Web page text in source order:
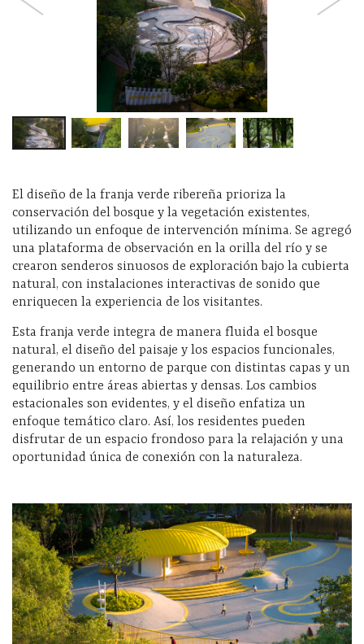
El diseño de la franja verde ribereña prioriza la
conservación del bosque y la vegetación existentes,
utilizando un enfoque de intervención mínima. Se agregó
una plataforma de observación en la orilla del río y se
crearon senderos sinuosos de exploración bajo la cubierta
natural, con instalaciones interactivas de sonido que
enriquecen la experiencia de los visitantes.
Esta franja verde integra de manera fluida el bosque
natural, el diseño del paisaje y los espacios funcionales,
generando un entorno de parque con distintas capas y un
equilibrio entre áreas abiertas y densas. Los cambios
estacionales son evidentes, y el diseño enfatiza un
enfoque temático claro. Así, los residentes pueden
disfrutar de un espacio frondoso para la relajación y una
oportunidad única de conexión con la naturaleza.